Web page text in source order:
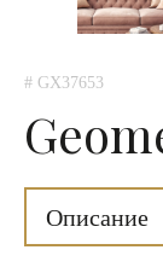
# GX37653
Описание